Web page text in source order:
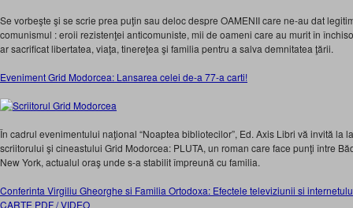
Se vorbeşte şi se scrie prea puţin sau deloc despre OAMENII care ne-au dat
comunismul : eroii rezistenţei anticomuniste, mii de oameni care au murit în
ar sacrificat libertatea, viaţa, tinereţea şi familia pentru a salva demnitatea ţării.
Eveniment Grid Modorcea: Lansarea celei de-a 77-a carti!
În cadrul evenimentului naţional “Noaptea bibliotecilor”, Ed. Axis Libri vă invită la
scriitorului şi cineastului Grid Modorcea: PLUTA, un roman care face punţi între
New York, actualul oraş unde s-a stabilit împreună cu familia.
Conferinta Virgiliu Gheorghe si Familia Ortodoxa: Efectele televiziunii si
CARTE PDF / VIDEO